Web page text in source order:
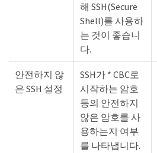
해 SSH(Secure
Shell)를 사용하
는 것이 좋습니
다.
안전하지 않
은 SSH 설정
SSH가 * CBC로
시작하는 암호
등의 안전하지
않은 암호를 사
용하는지 여부
를 나타냅니다.